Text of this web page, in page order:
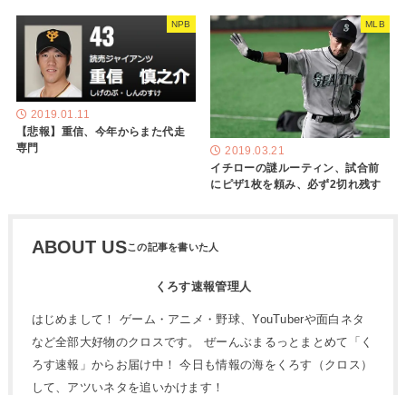
NPB
2019.01.11
【悲報】重信、今年からまた代走
専門
MLB
2019.03.21
イチローの謎ルーティン、試合前
にピザ1枚を頼み、必ず2切れ残す
ABOUT US
くろす速報管理人
はじめまして！ ゲーム・アニメ・野球、YouTuberや面白ネタ
など全部大好物のクロスです。 ぜーんぶまるっとまとめて「く
ろす速報」からお届け中！ 今日も情報の海をくろす（クロス）
して、アツいネタを追いかけます！